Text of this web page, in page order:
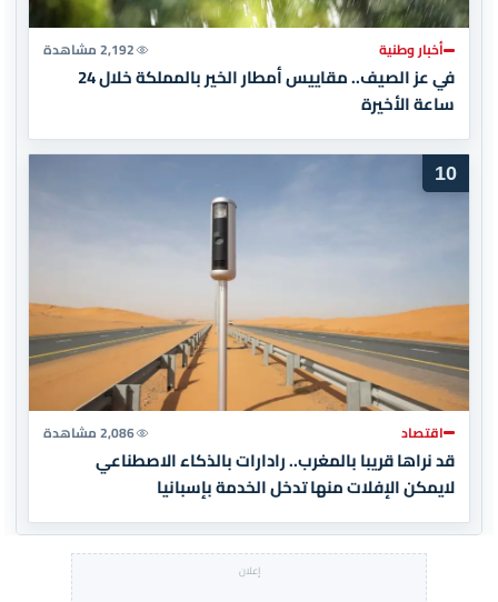
أخبار وطنية 2,192 مشاهدة
في عز الصيف.. مقاييس أمطار الخير بالمملكة خلال 24
ساعة الأخيرة
10
اقتصاد 2,086 مشاهدة
قد نراها قريبا بالمغرب.. رادارات بالذكاء الاصطناعي
لايمكن الإفلات منها تدخل الخدمة بإسبانيا